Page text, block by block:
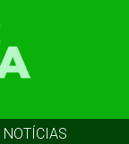
NOTÍCIAS